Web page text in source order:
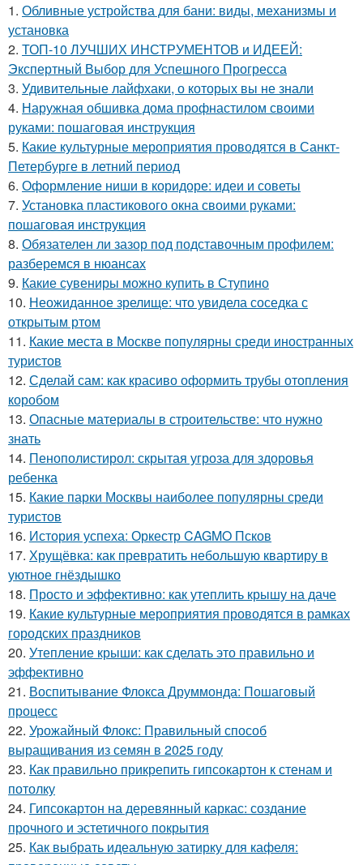
1. Обливные устройства для бани: виды, механизмы и
установка
2. ТОП-10 ЛУЧШИХ ИНСТРУМЕНТОВ и ИДЕЕЙ:
Экспертный Выбор для Успешного Прогресса
3. Удивительные лайфхаки, о которых вы не знали
4. Наружная обшивка дома профнастилом своими
руками: пошаговая инструкция
5. Какие культурные мероприятия проводятся в Санкт-
Петербурге в летний период
6. Оформление ниши в коридоре: идеи и советы
7. Установка пластикового окна своими руками:
пошаговая инструкция
8. Обязателен ли зазор под подставочным профилем:
разберемся в нюансах
9. Какие сувениры можно купить в Ступино
10. Неожиданное зрелище: что увидела соседка с
открытым ртом
11. Какие места в Москве популярны среди иностранных
туристов
12. Сделай сам: как красиво оформить трубы отопления
коробом
13. Опасные материалы в строительстве: что нужно
знать
14. Пенополистирол: скрытая угроза для здоровья
ребенка
15. Какие парки Москвы наиболее популярны среди
туристов
16. История успеха: Оркестр CAGMO Псков
17. Хрущёвка: как превратить небольшую квартиру в
уютное гнёздышко
18. Просто и эффективно: как утеплить крышу на даче
19. Какие культурные мероприятия проводятся в рамках
городских праздников
20. Утепление крыши: как сделать это правильно и
эффективно
21. Воспитывание Флокса Друммонда: Пошаговый
процесс
22. Урожайный Флокс: Правильный способ
выращивания из семян в 2025 году
23. Как правильно прикрепить гипсокартон к стенам и
потолку
24. Гипсокартон на деревянный каркас: создание
прочного и эстетичного покрытия
25. Как выбрать идеальную затирку для кафеля: